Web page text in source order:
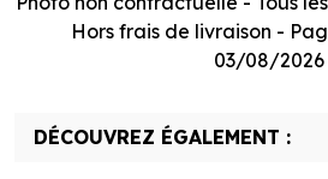
Hors frais de livraison -
03/08/2026
DÉCOUVREZ ÉGALEMENT :